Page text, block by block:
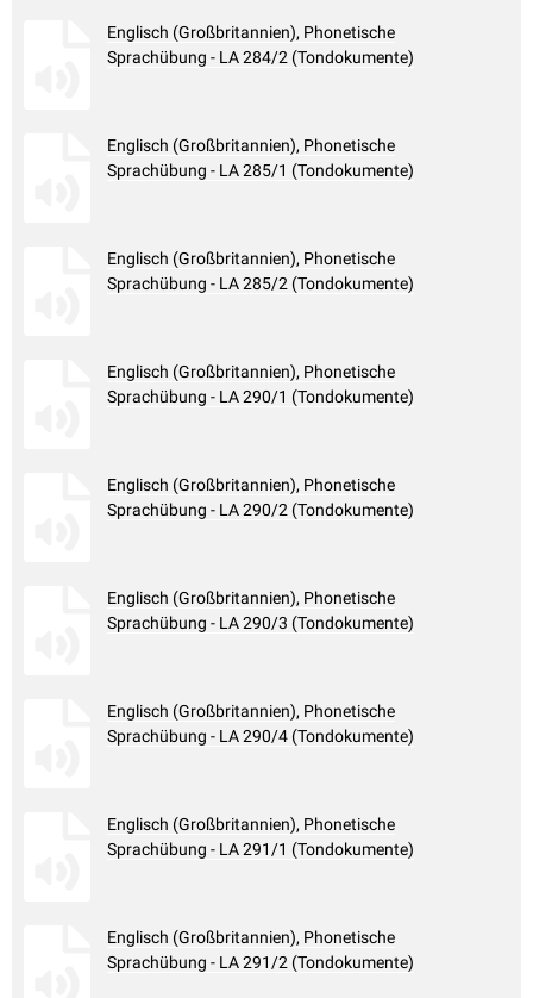
Englisch (Großbritannien), Phonetische
Sprachübung - LA 284/2 (Tondokumente)
Englisch (Großbritannien), Phonetische
Sprachübung - LA 285/1 (Tondokumente)
Englisch (Großbritannien), Phonetische
Sprachübung - LA 285/2 (Tondokumente)
Englisch (Großbritannien), Phonetische
Sprachübung - LA 290/1 (Tondokumente)
Englisch (Großbritannien), Phonetische
Sprachübung - LA 290/2 (Tondokumente)
Englisch (Großbritannien), Phonetische
Sprachübung - LA 290/3 (Tondokumente)
Englisch (Großbritannien), Phonetische
Sprachübung - LA 290/4 (Tondokumente)
Englisch (Großbritannien), Phonetische
Sprachübung - LA 291/1 (Tondokumente)
Englisch (Großbritannien), Phonetische
Sprachübung - LA 291/2 (Tondokumente)